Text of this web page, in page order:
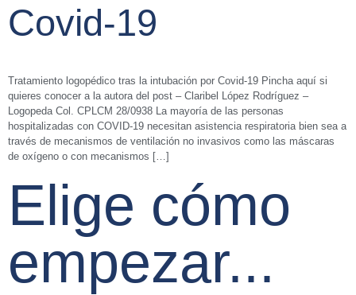
Covid-19
Tratamiento logopédico tras la intubación por Covid-19 Pincha aquí si
quieres conocer a la autora del post – Claribel López Rodríguez –
Logopeda Col. CPLCM 28/0938 La mayoría de las personas
hospitalizadas con COVID-19 necesitan asistencia respiratoria bien sea a
través de mecanismos de ventilación no invasivos como las máscaras
de oxígeno o con mecanismos […]
Elige cómo
empezar...